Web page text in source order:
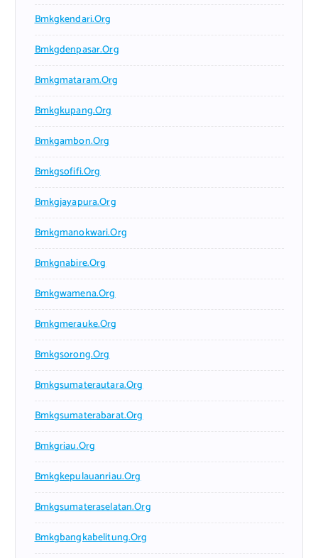
Bmkgkendari.org
Bmkgdenpasar.org
Bmkgmataram.org
Bmkgkupang.org
Bmkgambon.org
Bmkgsofifi.org
Bmkgjayapura.org
Bmkgmanokwari.org
Bmkgnabire.org
Bmkgwamena.org
Bmkgmerauke.org
Bmkgsorong.org
Bmkgsumaterautara.org
Bmkgsumaterabarat.org
Bmkgriau.org
Bmkgkepulauanriau.org
Bmkgsumateraselatan.org
Bmkgbangkabelitung.org